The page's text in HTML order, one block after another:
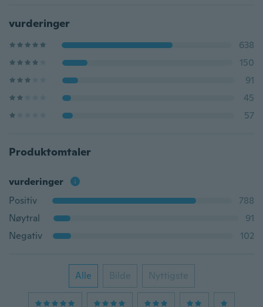
vurderinger
638
150
91
45
57
Produktomtaler
vurderinger
Positiv
788
Nøytral
91
Negativ
102
Alle Bilde Nyttigste